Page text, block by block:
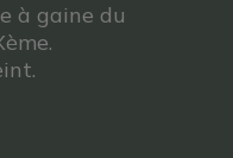
à gaine du